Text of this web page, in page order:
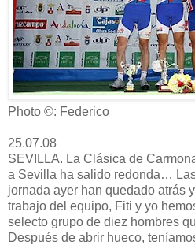
Photo ©: Federico
25.07.08
SEVILLA. La Clásica de
a Sevilla ha salido redonda…
jornada ayer han quedado atrás
trabajo del equipo, Fiti y yo
selecto grupo de diez hombres
Después de abrir hueco,